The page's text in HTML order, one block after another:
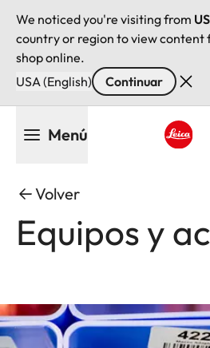
We noticed you're visiting from
country or region to view content
shop online.
USA (English)
Continuar
Menú
Volver
Equipos y